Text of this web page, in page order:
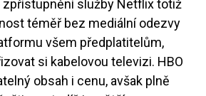
zpřístupnění služby Netflix totiž
téměř bez mediální odezvy
všem předplatitelům,
si kabelovou televizi. HBO
obsah i cenu, avšak plně